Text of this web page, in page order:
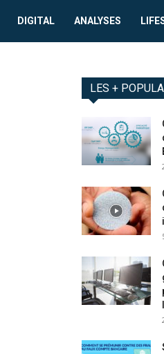
DIGITAL ANALYSES
LES +